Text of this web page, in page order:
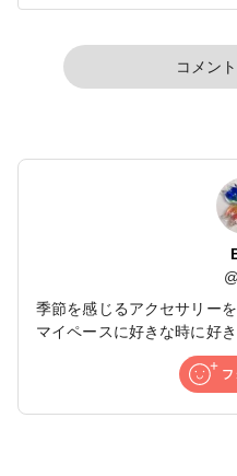
コメン
@
季節を感じるアクセサリー
マイペースに好きな時に好